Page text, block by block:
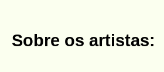
Sobre os artistas: